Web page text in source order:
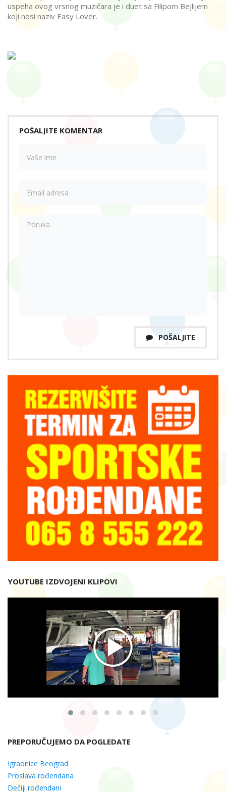
uspeha ovog vrsnog muzičara je i duet sa Filipom Bejlijem
koji nosi naziv Easy Lover.
POŠALJITE KOMENTAR
POŠALJITE
YOUTUBE IZDVOJENI KLIPOVI
PREPORUČUJEMO DA POGLEDATE
Igraonice Beograd
Proslava rođendana
Dečiji rođendani